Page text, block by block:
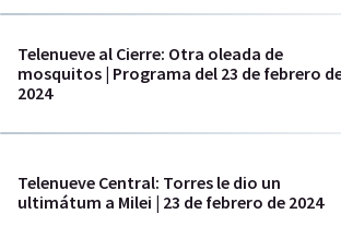
Telenueve al Cierre: Otra oleada de
mosquitos | Programa del 23 de febrero
2024
Telenueve Central: Torres le dio un
ultimátum a Milei | 23 de febrero de 2024